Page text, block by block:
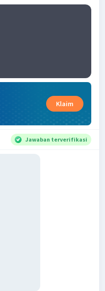
Klaim
Jawaban terverifikasi